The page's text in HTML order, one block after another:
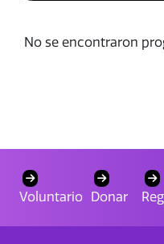
No se encontraron
Voluntario Donar